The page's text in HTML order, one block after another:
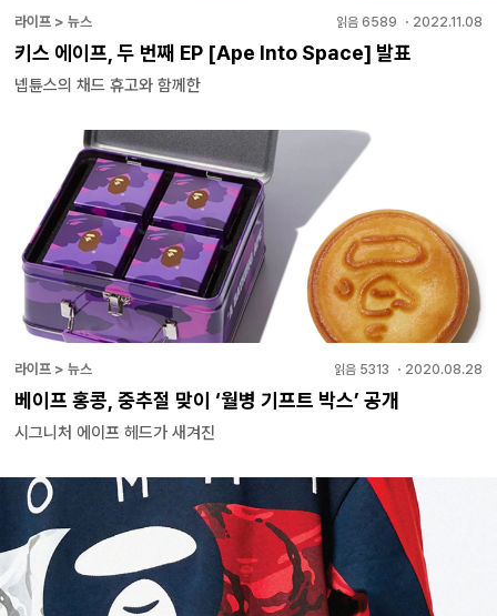
라이프 > 뉴스 읽음 6589 ・ 2022.11.08
키스 에이프, 두 번째 EP [Ape Into Space] 발표
넵튠스의 채드 휴고와 함께한
라이프 > 뉴스 읽음 5313 ・ 2020.08.28
베이프 홍콩, 중추절 맞이 ‘월병 기프트 박스’ 공개
시그니처 에이프 헤드가 새겨진